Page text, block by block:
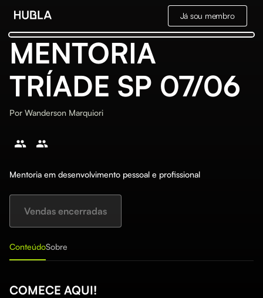
Já sou membro
MENTORIA
TRÍADE SP 07/06
Por Wanderson Marquiori
Mentoria em desenvolvimento pessoal e profissional
Vendas encerradas
ConteúdoSobre
COMECE AQUI!